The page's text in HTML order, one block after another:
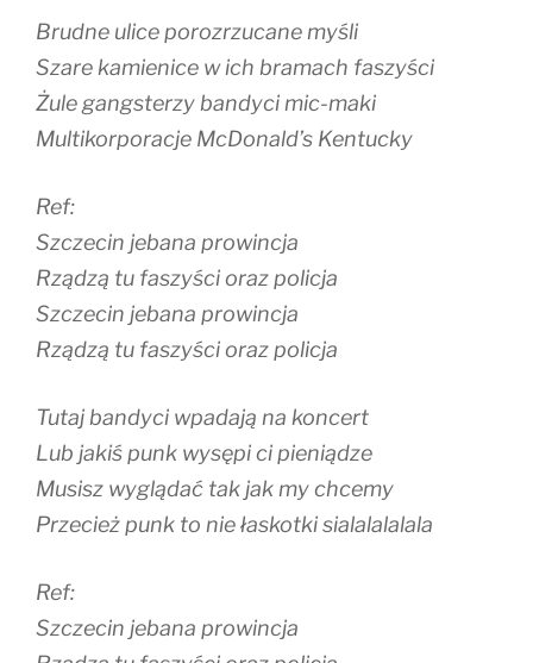
Brudne ulice porozrzucane myśli
Szare kamienice w ich bramach faszyści
Żule gangsterzy bandyci mic-maki
Multikorporacje McDonald’s Kentucky
Ref:
Szczecin jebana prowincja
Rządzą tu faszyści oraz policja
Szczecin jebana prowincja
Rządzą tu faszyści oraz policja
Tutaj bandyci wpadają na koncert
Lub jakiś punk wysępi ci pieniądze
Musisz wyglądać tak jak my chcemy
Przecież punk to nie łaskotki sialalalalala
Ref:
Szczecin jebana prowincja